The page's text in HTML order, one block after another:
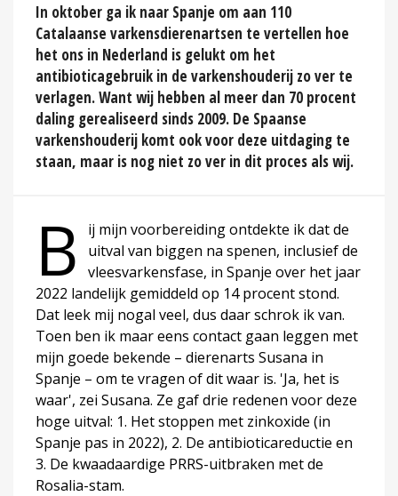
In oktober ga ik naar Spanje om aan 110
Catalaanse varkensdierenartsen te vertellen hoe
het ons in Nederland is gelukt om het
antibioticagebruik in de varkenshouderij zo ver te
verlagen. Want wij hebben al meer dan 70 procent
daling gerealiseerd sinds 2009. De Spaanse
varkenshouderij komt ook voor deze uitdaging te
staan, maar is nog niet zo ver in dit proces als wij.
B
ij mijn voorbereiding ontdekte ik dat de
uitval van biggen na spenen, inclusief de
vleesvarkensfase, in Spanje over het jaar
2022 landelijk gemiddeld op 14 procent stond.
Dat leek mij nogal veel, dus daar schrok ik van.
Toen ben ik maar eens contact gaan leggen met
mijn goede bekende – dierenarts Susana in
Spanje – om te vragen of dit waar is. 'Ja, het is
waar', zei Susana. Ze gaf drie redenen voor deze
hoge uitval: 1. Het stoppen met zinkoxide (in
Spanje pas in 2022), 2. De antibioticareductie en
3. De kwaadaardige PRRS-uitbraken met de
Rosalia-stam.